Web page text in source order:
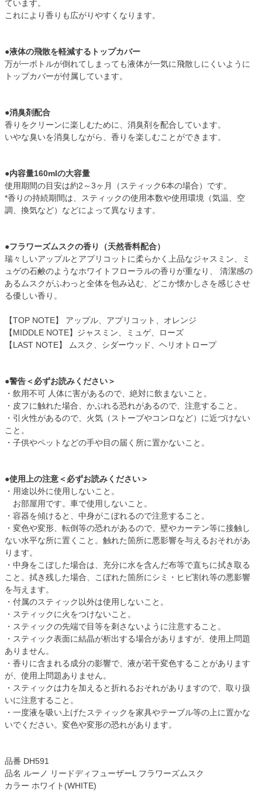
ています。
これにより香りも広がりやすくなります。
●液体の飛散を軽減するトップカバー
万が一ボトルが倒れてしまっても液体が一気に飛散しにくいように
トップカバーが付属しています。
●消臭剤配合
香りをクリーンに楽しむために、消臭剤を配合しています。
いやな臭いを消臭しながら、香りを楽しむことができます。
●内容量160mlの大容量
使用期間の目安は約2～3ヶ月（スティック6本の場合）です。
*香りの持続期間は、スティックの使用本数や使用環境（気温、空
調、換気など）などによって異なります。
●フラワーズムスクの香り（天然香料配合）
瑞々しいアップルとアプリコットに柔らかく上品なジャスミン、ミ
ュゲの石鹸のようなホワイトフローラルの香りが重なり、 清潔感の
あるムスクがふわっと全体を包み込む、どこか懐かしさを感じさせ
る優しい香り。
【TOP NOTE】 アップル、アプリコット、オレンジ
【MIDDLE NOTE】ジャスミン、ミュゲ、ローズ
【LAST NOTE】 ムスク、シダーウッド、ヘリオトロープ
●警告＜必ずお読みください＞
・飲用不可 人体に害があるので、絶対に飲まないこと。
・皮フに触れた場合、かぶれる恐れがあるので、注意すること。
・引火性があるので、火気（ストーブやコンロなど）に近づけない
こと。
・子供やペットなどの手や目の届く所に置かないこと。
●使用上の注意＜必ずお読みください＞
・用途以外に使用しないこと。
お部屋用です。車で使用しないこと。
・容器を傾けると、中身がこぼれるので注意すること。
・変色や変形、転倒等の恐れがあるので、壁やカーテン等に接触し
ない水平な所に置くこと。触れた箇所に悪影響を与えるおそれがあ
ります。
・中身をこぼした場合は、充分に水を含んだ布等で直ちに拭き取る
こと。拭き残した場合、こぼれた箇所にシミ・ヒビ割れ等の悪影響
を与えます。
・付属のスティック以外は使用しないこと。
・スティックに火をつけないこと。
・スティックの先端で目等を刺さないように注意すること。
・スティック表面に結晶が析出する場合がありますが、使用上問題
ありません。
・香りに含まれる成分の影響で、液が若干変色することがあります
が、使用上問題ありません。
・スティックは力を加えると折れるおそれがありますので、取り扱
いに注意すること。
・一度液を吸い上げたスティックを家具やテーブル等の上に置かな
いでください。変色や変形の恐れがあります。
品番 DH591
品名 ルーノ リードディフューザーL フラワーズムスク
カラー ホワイト(WHITE)